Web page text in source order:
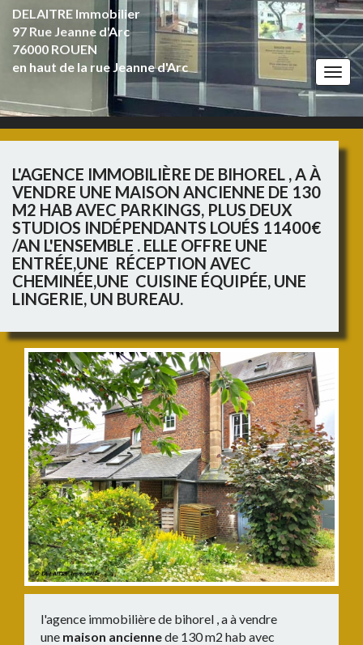
DELAITRE Immobilier
97 Rue Jeanne d'Arc
76000 ROUEN
en haut de la rue Jeanne d'Arc
L'AGENCE IMMOBILIÈRE DE BIHOREL , A À
VENDRE UNE MAISON ANCIENNE DE 130
M2 HAB AVEC PARKINGS, PLUS DEUX
STUDIOS INDÉPENDANTS LOUÉS 11400€
/AN L'ENSEMBLE . ELLE OFFRE UNE
ENTRÉE,UNE RÉCEPTION AVEC
CHEMINÉE,UNE CUISINE ÉQUIPÉE, UNE
LINGERIE, UN BUREAU.
l'agence immobilière de bihorel , a à vendre
une maison anciennede 130 m2 hab avec